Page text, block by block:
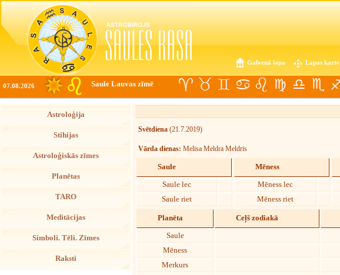
Galvenā lapa Lapas karte
07.08.2026 Saule Lauvas zīmē
Astroloģija
Stihijas
Astroloģiskās zīmes
Planētas
TARO
Meditācijas
Simboli. Tēli. Zīmes
Raksti
Svētdiena (21.7.2019)
Vārda dienas: Melisa Meldra Meldris
Saule
Saule lec
Saule riet
Mēness
Mēness lec
Mēness riet
Planēta Ceļš zodiakā
Saule
Mēness
Merkurs